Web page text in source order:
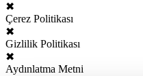
✖
Çerez Politikası
✖
Gizlilik Politikası
✖
Aydınlatma Metni